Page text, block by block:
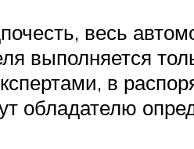
весь
выполняется
в
обладателю